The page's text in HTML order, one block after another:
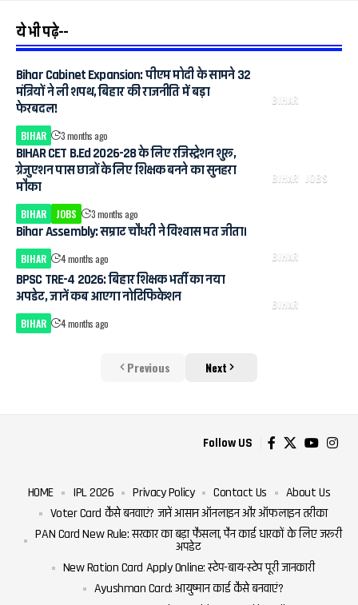
ये भी पढ़े--
BIHAR
Bihar Cabinet Expansion: पीएम मोदी के सामने 32
मंत्रियों ने ली शपथ, बिहार की राजनीति में बड़ा
फेरबदल!
BIHAR 3 months ago
BIHAR JOBS
BIHAR CET B.Ed 2026-28 के लिए रजिस्ट्रेशन शुरू,
ग्रेजुएशन पास छात्रों के लिए शिक्षक बनने का सुनहरा
मौका
BIHAR JOBS 3 months ago
BIHAR
Bihar Assembly: सम्राट चौधरी ने विश्वास मत जीता।
BIHAR 4 months ago
BIHAR
BPSC TRE-4 2026: बिहार शिक्षक भर्ती का नया
अपडेट, जानें कब आएगा नोटिफिकेशन
BIHAR 4 months ago
Previous Next
Follow US
HOME IPL 2026 Privacy Policy Contact Us
About Us
Voter Card कैसे बनवाएं? जानें आसान ऑनलाइन और ऑफलाइन तरीका
PAN Card New Rule: सरकार का बड़ा फैसला, पैन कार्ड धारकों के लिए जरूरी
अपडेट
New Ration Card Apply Online: स्टेप-बाय-स्टेप पूरी जानकारी
Ayushman Card: आयुष्मान कार्ड कैसे बनवाएं?